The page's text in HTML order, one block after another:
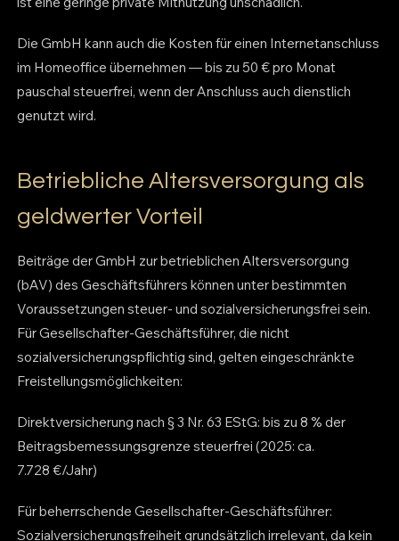
Die GmbH kann auch die Kosten für einen Internetanschluss
im Homeoffice übernehmen — bis zu 50 € pro Monat
pauschal steuerfrei, wenn der Anschluss auch dienstlich
genutzt wird.
Betriebliche Altersversorgung als
geldwerter Vorteil
Beiträge der GmbH zur betrieblichen Altersversorgung
(bAV) des Geschäftsführers können unter bestimmten
Voraussetzungen steuer- und sozialversicherungsfrei sein.
Für Gesellschafter-Geschäftsführer, die nicht
sozialversicherungspflichtig sind, gelten eingeschränkte
Freistellungsmöglichkeiten:
Direktversicherung nach § 3 Nr. 63 EStG: bis zu 8 % der
Beitragsbemessungsgrenze steuerfrei (2025: ca.
7.728 €/Jahr)
Für beherrschende Gesellschafter-Geschäftsführer:
Sozialversicherungsfreiheit grundsätzlich irrelevant, da kein